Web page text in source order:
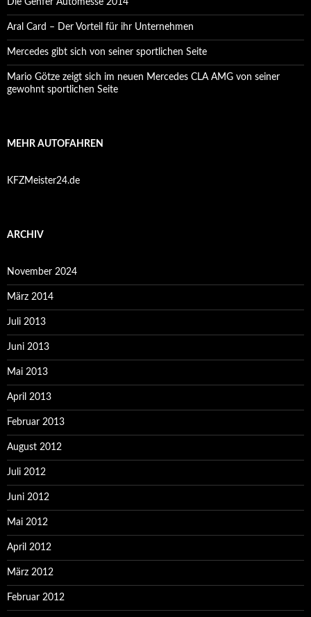
Die Genfer Automesse 2014
Aral Card – Der Vorteil für ihr Unternehmen
Mercedes gibt sich von seiner sportlichen Seite
Mario Götze zeigt sich im neuen Mercedes CLA AMG von seiner
gewohnt sportlichen Seite
MEHR AUTOFAHREN
KFZMeister24.de
ARCHIV
November 2024
März 2014
Juli 2013
Juni 2013
Mai 2013
April 2013
Februar 2013
August 2012
Juli 2012
Juni 2012
Mai 2012
April 2012
März 2012
Februar 2012